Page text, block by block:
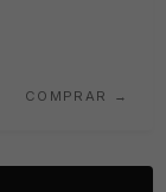
COMPRAR